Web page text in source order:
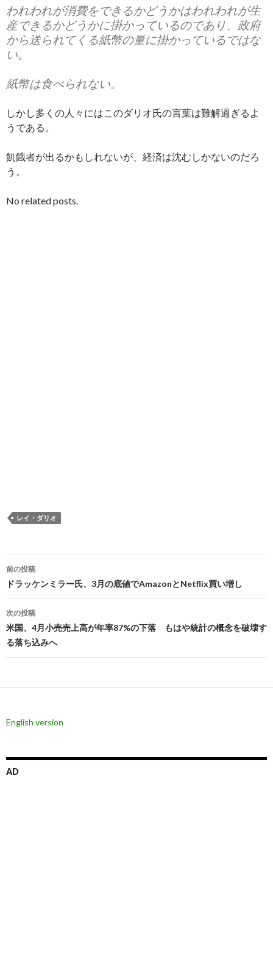
われわれが消費をできるかどうかはわれわれが生
産できるかどうかに掛かっているのであり、政府
から送られてくる紙幣の量に掛かっているではな
い。
紙幣は食べられない。
しかし多くの人々にはこのダリオ氏の言葉は難解過ぎるよ
うである。
飢餓者が出るかもしれないが、経済は沈むしかないのだろ
う。
No related posts.
レイ・ダリオ
投
稿
ナ
ビ
ゲ
シ
前の投稿
ドラッケンミラー氏、3月の底値でAmazonとNetflix買い増し
次の投稿
米国、4月小売売上高が年率87%の下落 もはや統計の概念を破壊す
る落ち込みへ
English version
AD